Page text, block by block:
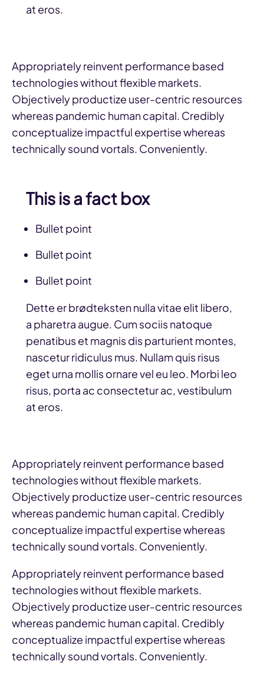
at eros.
Appropriately reinvent performance based
technologies without flexible markets.
Objectively productize user-centric resources
whereas pandemic human capital. Credibly
conceptualize impactful expertise whereas
technically sound vortals. Conveniently.
This is a fact box
Bullet point
Bullet point
Bullet point
Dette er brødteksten nulla vitae elit libero,
a pharetra augue. Cum sociis natoque
penatibus et magnis dis parturient montes,
nascetur ridiculus mus. Nullam quis risus
eget urna mollis ornare vel eu leo. Morbi leo
risus, porta ac consectetur ac, vestibulum
at eros.
Appropriately reinvent performance based
technologies without flexible markets.
Objectively productize user-centric resources
whereas pandemic human capital. Credibly
conceptualize impactful expertise whereas
technically sound vortals. Conveniently.
Appropriately reinvent performance based
technologies without flexible markets.
Objectively productize user-centric resources
whereas pandemic human capital. Credibly
conceptualize impactful expertise whereas
technically sound vortals. Conveniently.